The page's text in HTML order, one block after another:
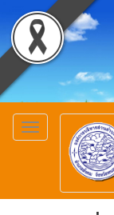
Toggle
navigation